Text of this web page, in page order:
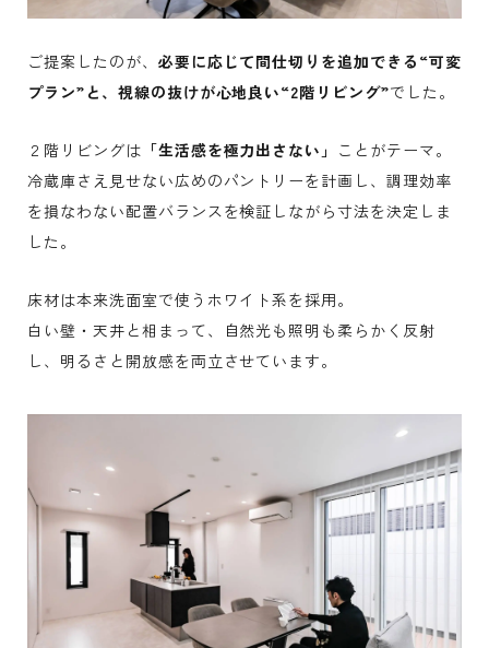
ご提案したのが、 必要に応じて間仕切りを追加できる“可変
プラン”と、視線の抜けが心地良い“2階リビング”でした。
２階リビングは 「生活感を極力出さない」 ことがテーマ。
冷蔵庫さえ見せない広めのパントリーを計画し、調理効率
を損なわない配置バランスを検証しながら寸法を決定しま
した。
床材は本来洗面室で使うホワイト系を採用。
白い壁・天井と相まって、自然光も照明も柔らかく反射
し、明るさと開放感を両立させています。